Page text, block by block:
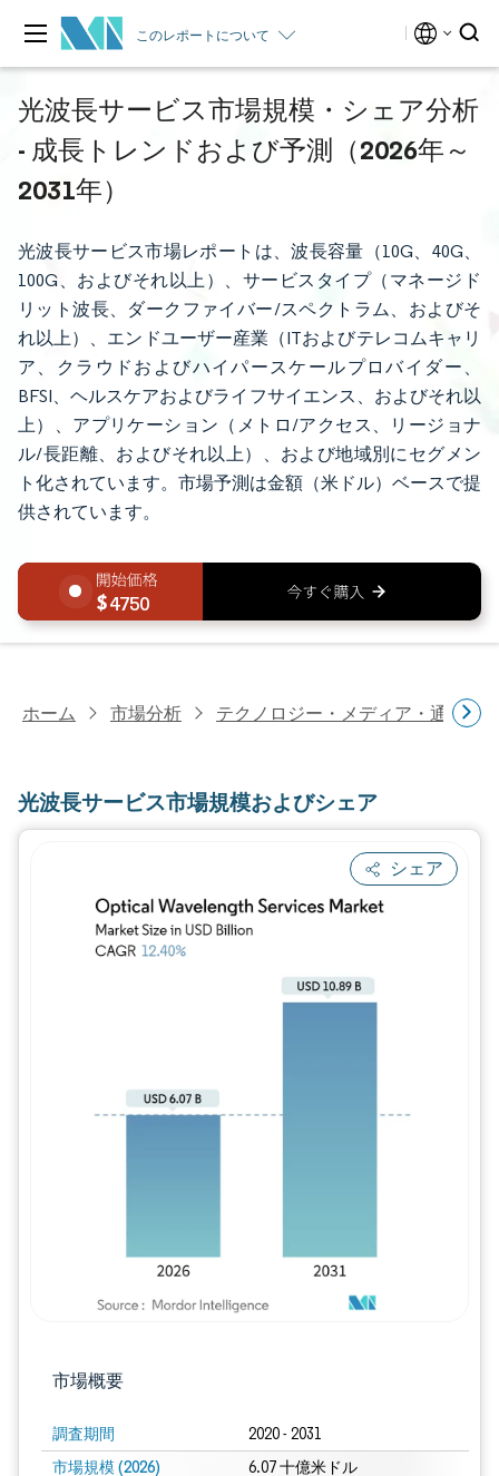
このレポートについて
光波長サービス市場規模・シェア分析
- 成長トレンドおよび予測（2026年～
2031年）
光波長サービス市場レポートは、波長容量（10G、40G、
100G、およびそれ以上）、サービスタイプ（マネージド
リット波長、ダークファイバー/スペクトラム、およびそ
れ以上）、エンドユーザー産業（ITおよびテレコムキャリ
ア、クラウドおよびハイパースケールプロバイダー、
BFSI、ヘルスケアおよびライフサイエンス、およびそれ以
上）、アプリケーション（メトロ/アクセス、リージョナ
ル/長距離、およびそれ以上）、および地域別にセグメン
ト化されています。市場予測は金額（米ドル）ベースで提
供されています。
4750
ホーム 市場分析 テクノロジー・メディア・通信研
光波長サービス市場規模およびシェア
シェア
市場概要
調査期間 2020 - 2031
市場規模 (2026) 6.07 十億米ドル
画像 © Mordor Intelligence。再利用には